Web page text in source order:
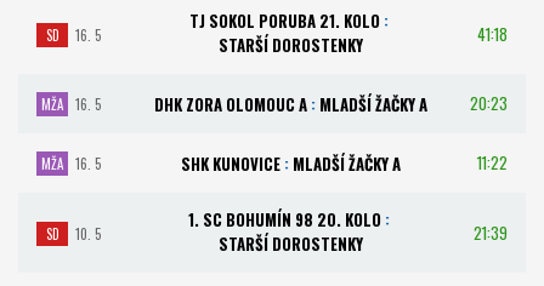
SD 16. 5
TJ SOKOL PORUBA 21. KOLO :
STARŠÍ DOROSTENKY
41:18
MŽA 16. 5 DHK ZORA OLOMOUC A: MLADŠÍ ŽAČKY A 20:23
MŽA 16. 5 SHK KUNOVICE: MLADŠÍ ŽAČKY A 11:22
SD 10. 5
1. SC BOHUMÍN 98 20. KOLO :
STARŠÍ DOROSTENKY
21:39